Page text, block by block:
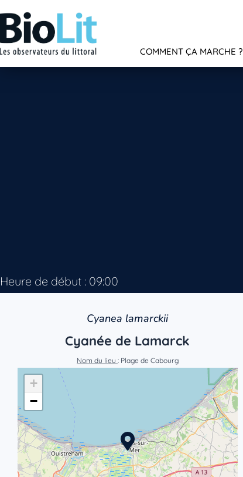
COMMENT ÇA MARCHE ?
Heure de début : 09:00
Cyanea lamarckii
Cyanée de Lamarck
Nom du lieu : Plage de Cabourg
+
−